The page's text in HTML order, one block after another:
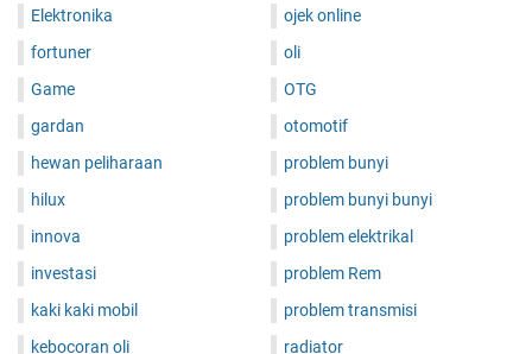
Elektronika
fortuner
Game
gardan
hewan peliharaan
hilux
innova
investasi
kaki kaki mobil
kebocoran oli
ojek online
oli
OTG
otomotif
problem bunyi
problem bunyi bunyi
problem elektrikal
problem Rem
problem transmisi
radiator